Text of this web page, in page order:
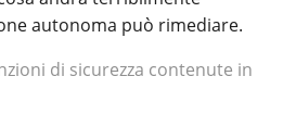
autonoma può rimediare.
di sicurezza contenute in